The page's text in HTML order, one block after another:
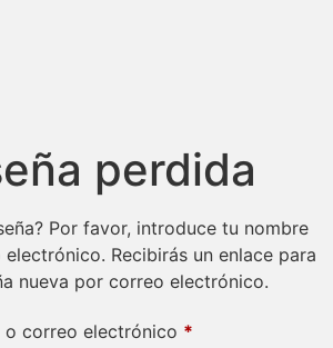
perdida
Por favor, introduce tu nombre
Recibirás un enlace para
nueva por correo electrónico.
o correo electrónico *